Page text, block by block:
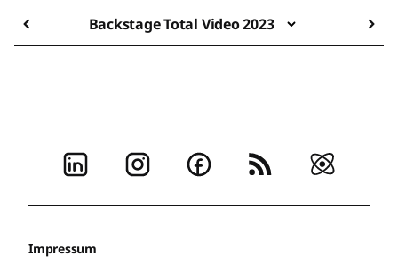
Backstage Total Video 2023
Impressum